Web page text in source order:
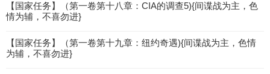
【国家任务】（第一卷第十八章：CIA的调查5){间谍战为主，色
情为辅，不喜勿进}
【国家任务】（第一卷第十九章：纽约奇遇){间谍战为主，色情
为辅，不喜勿进}